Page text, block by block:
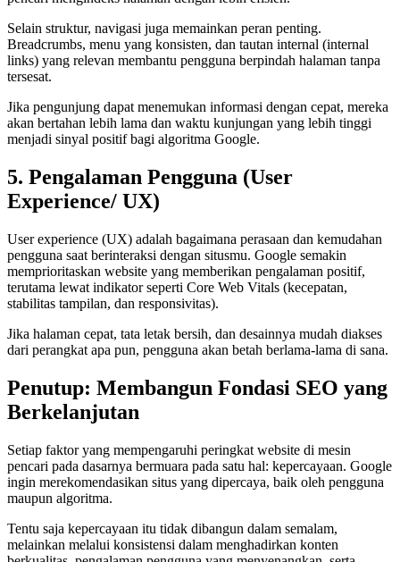
Selain struktur, navigasi juga memainkan peran penting.
Breadcrumbs, menu yang konsisten, dan tautan internal (internal
links) yang relevan membantu pengguna berpindah halaman tanpa
tersesat.
Jika pengunjung dapat menemukan informasi dengan cepat, mereka
akan bertahan lebih lama dan waktu kunjungan yang lebih tinggi
menjadi sinyal positif bagi algoritma Google.
5. Pengalaman Pengguna (User
Experience/ UX)
User experience (UX) adalah bagaimana perasaan dan kemudahan
pengguna saat berinteraksi dengan situsmu. Google semakin
memprioritaskan website yang memberikan pengalaman positif,
terutama lewat indikator seperti Core Web Vitals (kecepatan,
stabilitas tampilan, dan responsivitas).
Jika halaman cepat, tata letak bersih, dan desainnya mudah diakses
dari perangkat apa pun, pengguna akan betah berlama-lama di sana.
Penutup: Membangun Fondasi SEO yang
Berkelanjutan
Setiap faktor yang mempengaruhi peringkat website di mesin
pencari pada dasarnya bermuara pada satu hal: kepercayaan. Google
ingin merekomendasikan situs yang dipercaya, baik oleh pengguna
maupun algoritma.
Tentu saja kepercayaan itu tidak dibangun dalam semalam,
melainkan melalui konsistensi dalam menghadirkan konten